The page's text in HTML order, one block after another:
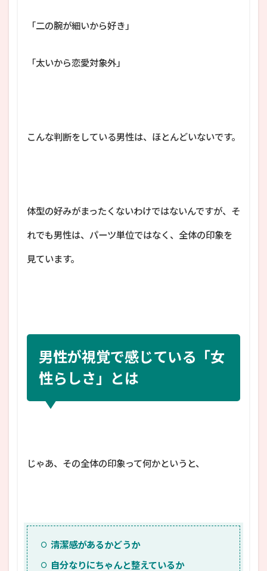
「二の腕が細いから好き」
「太いから恋愛対象外」
こんな判断をしている男性は、ほとんどいないです。
体型の好みがまったくないわけではないんですが、そ
れでも男性は、パーツ単位ではなく、全体の印象を
見ています。
男性が視覚で感じている「女
性らしさ」とは
じゃあ、その全体の印象って何かというと、
清潔感があるかどうか
自分なりにちゃんと整えているか